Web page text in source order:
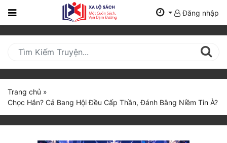
Trang
Mới
Cập
Nhật
(current)
Đăng nhập
Trang chủ »
Chọc Hắn? Cả Bang Hội Đều Cấp Thần, Đánh Bằng Niềm Tin À?